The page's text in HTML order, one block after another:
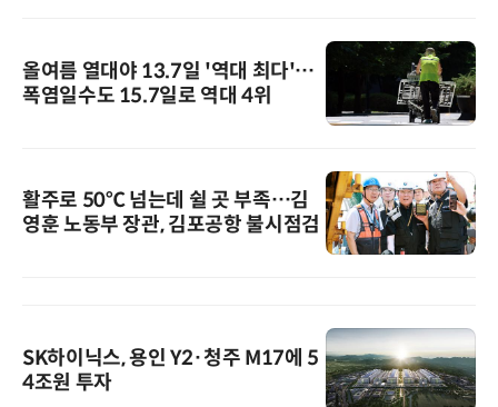
올여름 열대야 13.7일 '역대 최다'…
폭염일수도 15.7일로 역대 4위
활주로 50℃ 넘는데 쉴 곳 부족…김
영훈 노동부 장관, 김포공항 불시점검
SK하이닉스, 용인 Y2·청주 M17에 5
4조원 투자